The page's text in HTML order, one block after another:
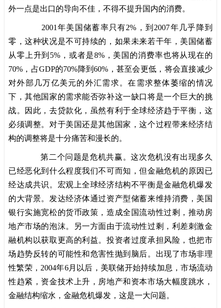
外一点是出口的导向不佳，不得不提升国内的消费。
2001年美国储蓄率只有2%，到2007年几乎降到
零，这种状况是不可持续的，如果未来若干年，美国储蓄
从零上升到5%，或者是8%，美国的消费率也将从现在的
70%，占GDP的70%降到60%，甚至会更低，将会直接减少
对外部几万亿美元的外汇需求。在需求整体萎缩的情况
下，其他国家的需求能否弥补这一缺口将是一个巨大的挑
战。因此，去贷款化，虽然有利于全球经济趋于平衡，这
必须调整。对于美国还是其他国家，这个过程带来经济结
构的调整将是十分痛苦和漫长的。
第二个问题是危机共赢。这次危机没有出现多久
已经恶化到什么程度我们不可而知，但金融危机的原因已
经达成共识。宏观上全球经济结构不平衡是金融危机爆发
的大背景。发达经济体通过资产型储蓄来维持消费，美国
银行实施宽松的货币政策，造成全国流动性过剩，推动房
地产市场的泡沫。另一方面由于流动性过剩，利差刺激金
融机构以获取更高的利益。投资者过度承担风险，也把市
场趋势反转的可能性和危害性抛到脑后。出现了市场非理
性繁荣，2004年6月以后，美联储开始持续加息，市场流动
性趋紧，资金技术上升，房地产和资本市场大幅度跳水，
金融结构缩水，金融危机爆发，这是一大问题。